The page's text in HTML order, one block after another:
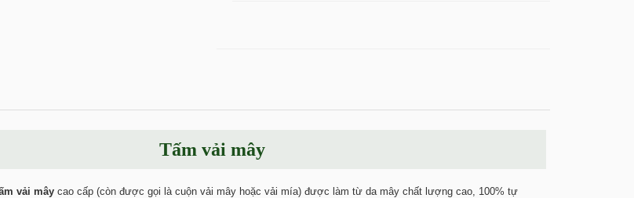
Tấm vải mây
vải mâycao cấp (còn được gọi là cuộn vải mây hoặc vải mía) được làm từ da mây chất lượng cao, 100% tự